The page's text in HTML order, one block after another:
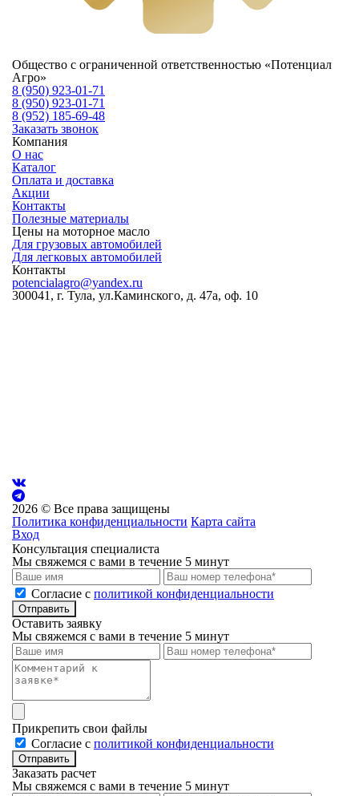
Общество с ограниченной ответственностью «Потенциал
Агро»
8 (950) 923-01-71
8 (950) 923-01-71
8 (952) 185-69-48
Заказать звонок
Компания
О нас
Каталог
Оплата и доставка
Акции
Контакты
Полезные материалы
Цены на моторное масло
Для грузовых автомобилей
Для легковых автомобилей
Контакты
potencialagro@yandex.ru
300041, г. Тула, ул.Каминского, д. 47а, оф. 10
2026 © Все права защищены
Политика конфиденциальности Карта сайта
Вход
Консультация специалиста
Мы свяжемся с вами в течение 5 минут
Cогласие с политикой конфиденциальности
Отправить
Оставить заявку
Мы свяжемся с вами в течение 5 минут
Прикрепить свои файлы
Cогласие с политикой конфиденциальности
Отправить
Заказать расчет
Мы свяжемся с вами в течение 5 минут